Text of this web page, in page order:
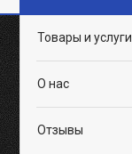
Товары и услуги
О нас
Отзывы